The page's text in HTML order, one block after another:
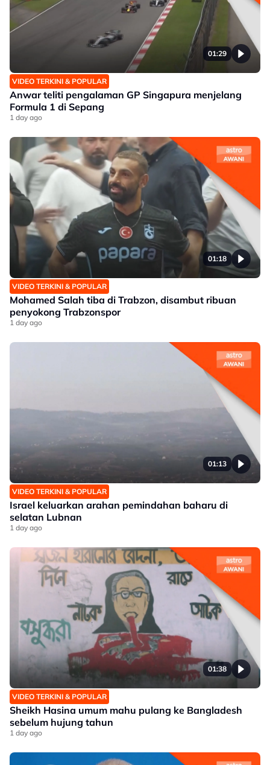
01:29
VIDEO TERKINI & POPULAR
Anwar teliti pengalaman GP Singapura menjelang
Formula 1 di Sepang
1 day ago
01:18
VIDEO TERKINI & POPULAR
Mohamed Salah tiba di Trabzon, disambut ribuan
penyokong Trabzonspor
1 day ago
01:13
VIDEO TERKINI & POPULAR
Israel keluarkan arahan pemindahan baharu di
selatan Lubnan
1 day ago
01:38
VIDEO TERKINI & POPULAR
Sheikh Hasina umum mahu pulang ke Bangladesh
sebelum hujung tahun
1 day ago